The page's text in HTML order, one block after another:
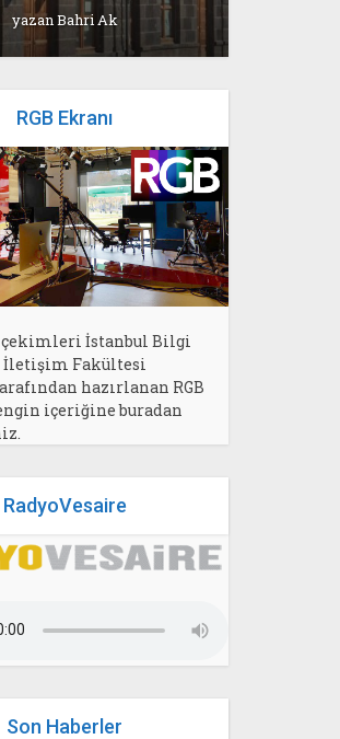
yazanBahri Ak
RGB Ekranı
İstanbul Bilgi
Fakültesi
hazırlanan RGB
içeriğine buradan
RadyoVesaire
Son Haberler